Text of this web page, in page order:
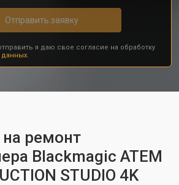
Отправить заявку
я даю свое согласие на обработку
ремонт
Blackmagic ATEM
STUDIO 4K